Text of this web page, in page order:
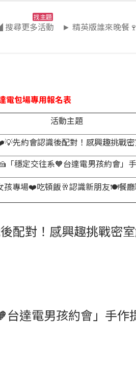
搜尋更多活動
找主題
► 精英版誰來晚餐🍷
電包場專用報名表
活動主題
先約會認識後配對！感興趣挑戰
「穩定交往系🧡台達電男孩約會」
孩專場❤️吃頓飯🥂認識新朋友🍽️餐
配對！感興趣挑戰密
達電男孩約會」手作